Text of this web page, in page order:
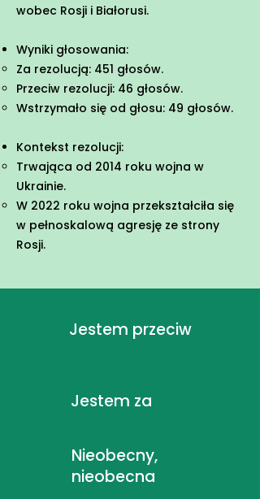
wobec Rosji i Białorusi.
Wyniki głosowania:
Za rezolucją: 451 głosów.
Przeciw rezolucji: 46 głosów.
Wstrzymało się od głosu: 49 głosów.
Kontekst rezolucji:
Trwająca od 2014 roku wojna w
Ukrainie.
W 2022 roku wojna przekształciła się
w pełnoskalową agresję ze strony
Rosji.
Jestem przeciw
Jestem za
Nieobecny,
nieobecna